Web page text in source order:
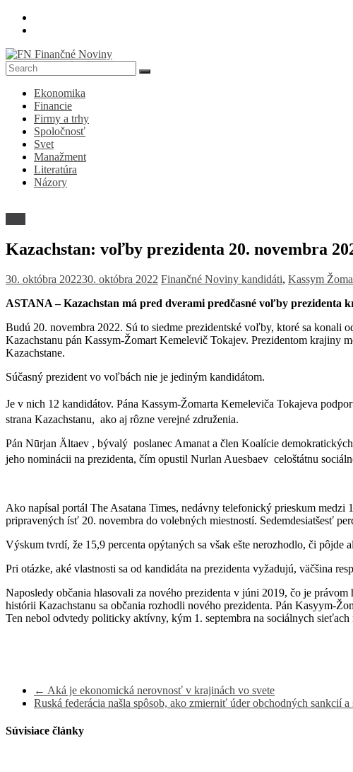
Skip
FN
Finančné
Noviny
Denník
ekonomike
spoločnosti
Ekonomika
Financie
Firmy a trhy
Spoločnosť
Svet
Manažment
Literatúra
Názory
Kazachstan: voľby prezidenta 20. novembra
30. októbra 202230. októbra 2022 Finančné Noviny kandidáti, Kassym
ASTANA – Kazachstan má pred dverami predčasné voľby prezidenta
Budú 20. novembra 2022. Sú to siedme prezidentské voľby, ktoré sa konali
Kazachstanu pán Kassym-Žomart Kemelevič Tokajev. Prezidentom
Kazachstane.
Súčasný prezident vo voľbách nie je jediným kandidátom.
Je v nich 12 kandidátov. Pána Kassym-Žomarta Kemeleviča Tokajeva
strana Kazachstanu, ako aj rôzne verejné združenia.
Pán Nūrjan Ältaev , bývalý poslanec Amanat a člen Koalície
jeho nominácii na prezidenta, čím opustil Nurlan Auesbaev celoštátnu
Ako napísal portál The Asatana Times, nedávny telefonický prieskum
pripravených ísť 20. novembra do volebných miestností. Sedemdesiatšesť
Výskum tvrdí, že 15,9 percenta opýtaných sa však ešte nerozhodlo, či
Pri otázke, aké vlastnosti sa od kandidáta na prezidenta vyžadujú, väčšina
Naposledy občania hlasovali za nového prezidenta v júni 2019, čo je
histórii Kazachstanu sa občania rozhodli nového prezidenta. Pán Kasyym-
Ten nebol odvtedy politicky aktívny, kým 1. septembra na sociálnych
← Aká je ekonomická nerovnosť v krajinách vo svete
Ruská federácia našla spôsob, ako zmierniť úder obchodných sankcií
Súvisiace články